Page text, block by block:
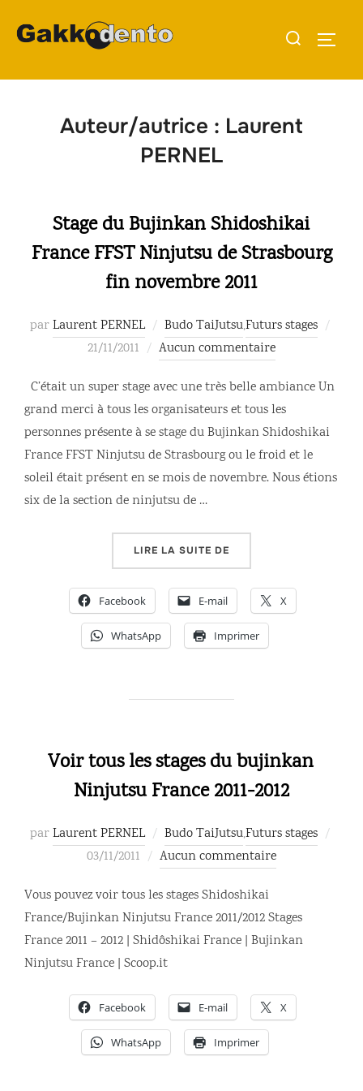
Rechercher :
Auteur/autrice : Laurent
PERNEL
Stage du Bujinkan Shidoshikai
France FFST Ninjutsu de Strasbourg
fin novembre 2011
parLaurent PERNEL Budo TaiJutsu,Futurs stages
21/11/2011 Aucun commentaire
C’était un super stage avec une très belle ambiance Un
grand merci à tous les organisateurs et tous les
personnes présente à se stage du Bujinkan Shidoshikai
France FFST Ninjutsu de Strasbourg ou le froid et le
soleil était présent en se mois de novembre. Nous étions
six de la section de ninjutsu de …
LIRE LA SUITE DE
Facebook E-mail X
WhatsApp Imprimer
Voir tous les stages du bujinkan
Ninjutsu France 2011-2012
parLaurent PERNEL Budo TaiJutsu,Futurs stages
03/11/2011 Aucun commentaire
Vous pouvez voir tous les stages Shidoshikai
France/Bujinkan Ninjutsu France 2011/2012 Stages
France 2011 – 2012 | Shidôshikai France | Bujinkan
Ninjutsu France | Scoop.it
Facebook E-mail X
WhatsApp Imprimer